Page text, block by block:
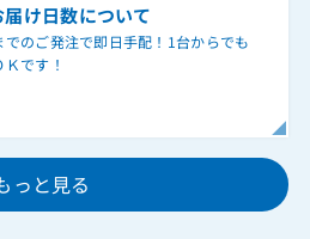
け日数について
でのご発注で即日手配！1台からでも
です！
っと見る